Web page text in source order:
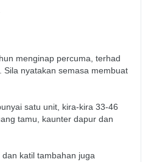
menginap percuma, terhad
Sila nyatakan semasa membuat
satu unit, kira-kira 33-46
tamu, kaunter dapur dan
katil tambahan juga